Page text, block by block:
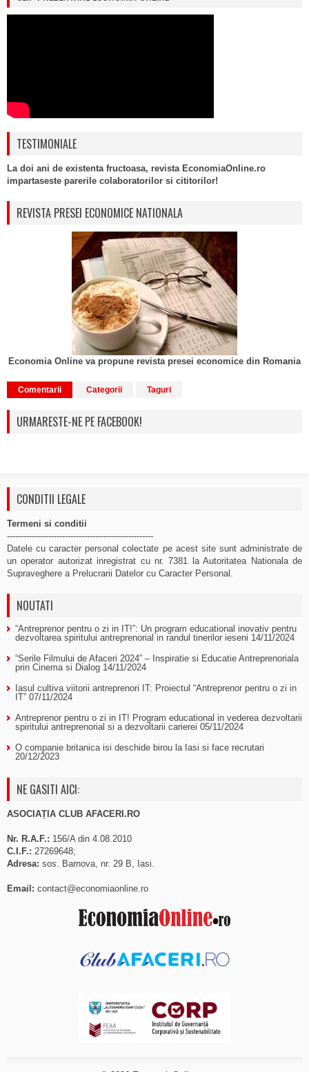
TESTIMONIALE
La doi ani de existenta fructoasa, revista EconomiaOnline.ro
impartaseste parerile colaboratorilor si cititorilor!
REVISTA PRESEI ECONOMICE NATIONALA
Economia Online va propune revista presei economice din Romania
Comentarii Categorii Taguri
URMARESTE-NE PE FACEBOOK!
CONDITII LEGALE
Termeni si conditii
-----------------------------------------------------
Datele cu caracter personal colectate pe acest site sunt administrate de
un operator autorizat inregistrat cu nr. 7381 la Autoritatea Nationala de
Supraveghere a Prelucrarii Datelor cu Caracter Personal.
NOUTATI
“Antreprenor pentru o zi in IT!”: Un program educational inovativ pentru
dezvoltarea spiritului antreprenorial in randul tinerilor ieseni 14/11/2024
“Serile Filmului de Afaceri 2024” – Inspiratie si Educatie Antreprenoriala
prin Cinema si Dialog 14/11/2024
Iasul cultiva viitorii antreprenori IT: Proiectul “Antreprenor pentru o zi in
IT” 07/11/2024
Antreprenor pentru o zi in IT! Program educational in vederea dezvoltarii
spiritului antreprenorial si a dezvoltarii carierei 05/11/2024
O companie britanica isi deschide birou la Iasi si face recrutari
20/12/2023
NE GASITI AICI:
ASOCIAȚIA CLUB AFACERI.RO
Nr. R.A.F.: 156/A din 4.08.2010
C.I.F.: 27269648;
Adresa: sos. Barnova, nr. 29 B, Iasi.
Email: contact@economiaonline.ro